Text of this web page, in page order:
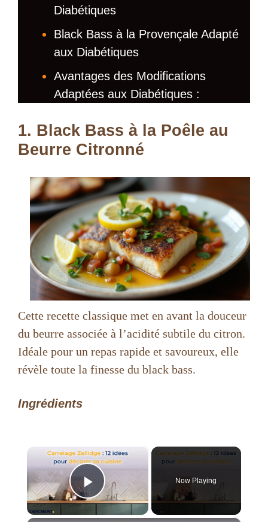
Diabétiques
Black Bass à la Provençale Adapté
aux Diabétiques
Avantages des Modifications
Adaptées aux Diabétiques :
1. Black Bass à la Poêle au
Beurre Citronné
Cette recette classique met en avant la douceur
du beurre associée à l’acidité subtile du citron.
Idéale pour un repas rapide et savoureux, elle
révèle toute la finesse du black bass.
Ingrédients
×
Play Video
Now Playing